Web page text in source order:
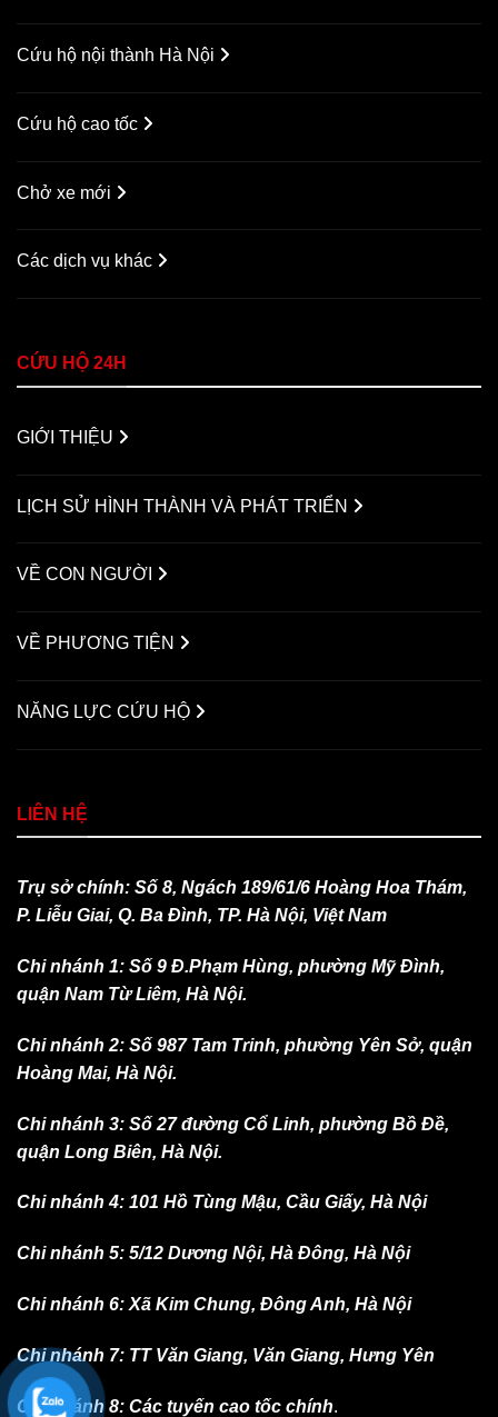
Cứu hộ nội thành Hà Nội
Cứu hộ cao tốc
Chở xe mới
Các dịch vụ khác
CỨU HỘ 24H
GIỚI THIỆU
LỊCH SỬ HÌNH THÀNH VÀ PHÁT TRIỂN
VỀ CON NGƯỜI
VỀ PHƯƠNG TIỆN
NĂNG LỰC CỨU HỘ
LIÊN HỆ
Trụ sở chính: Số 8, Ngách 189/61/6 Hoàng Hoa Thám,
P. Liễu Giai, Q. Ba Đình, TP. Hà Nội, Việt Nam
Chi nhánh 1: Số 9 Đ.Phạm Hùng, phường Mỹ Đình,
quận Nam Từ Liêm, Hà Nội.
Chi nhánh 2: Số 987 Tam Trinh, phường Yên Sở, quận
Hoàng Mai, Hà Nội.
Chi nhánh 3: Số 27 đường Cổ Linh, phường Bồ Đề,
quận Long Biên, Hà Nội.
Chi nhánh 4: 101 Hồ Tùng Mậu, Cầu Giấy, Hà Nội
Chi nhánh 5: 5/12 Dương Nội, Hà Đông, Hà Nội
Chi nhánh 6: Xã Kim Chung, Đông Anh, Hà Nội
Chi nhánh 7: TT Văn Giang, Văn Giang, Hưng Yên
Chi nhánh 8: Các tuyến cao tốc chính.